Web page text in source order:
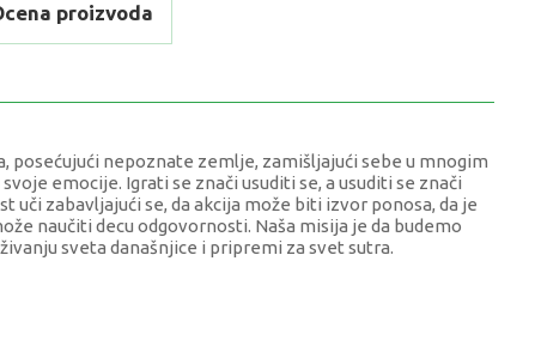
proizvoda
posećujući nepoznate zemlje, zamišljajući sebe u mnogim
emocije. Igrati se znači usuditi se, a usuditi se znači
zabavljajući se, da akcija može biti izvor ponosa, da je
naučiti decu odgovornosti. Naša misija je da budemo
sveta današnjice i pripremi za svet sutra.